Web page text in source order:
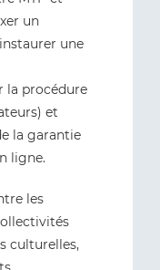
un
une
la procédure
et
la garantie
ligne.
les
culturelles,